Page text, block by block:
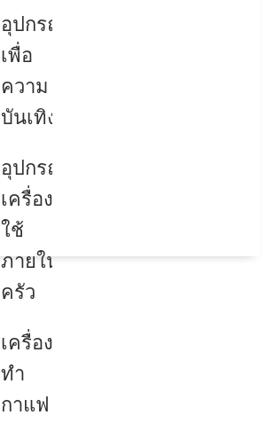
อุปกรณ์
เพื่อ
ความ
บันเทิง
อุปกรณ์
เครื่อง
ใช้
ภายใน
ครัว
เครื่อง
ทำ
กาแฟ